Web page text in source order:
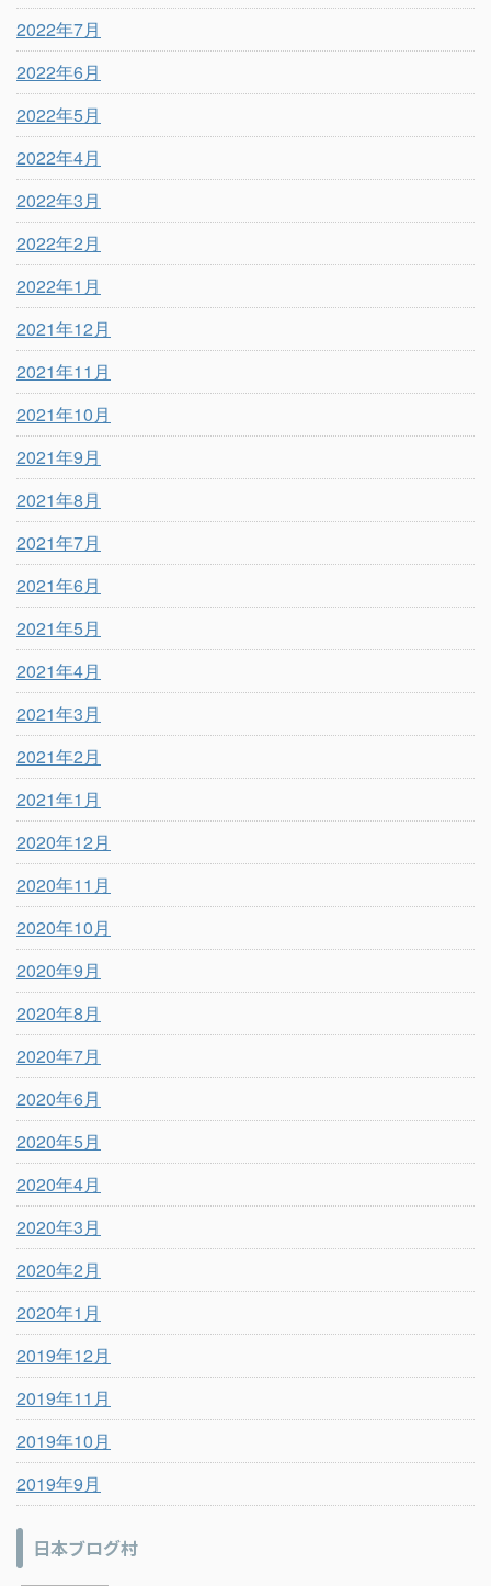
2022年7月
2022年6月
2022年5月
2022年4月
2022年3月
2022年2月
2022年1月
2021年12月
2021年11月
2021年10月
2021年9月
2021年8月
2021年7月
2021年6月
2021年5月
2021年4月
2021年3月
2021年2月
2021年1月
2020年12月
2020年11月
2020年10月
2020年9月
2020年8月
2020年7月
2020年6月
2020年5月
2020年4月
2020年3月
2020年2月
2020年1月
2019年12月
2019年11月
2019年10月
2019年9月
日本ブログ村